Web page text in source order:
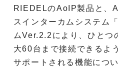
RIEDELのAoIP製品と、
スインターカムシステム
ムVer.2.2により、ひとつ
大60台まで接続できるよ
サポートされる機能につ